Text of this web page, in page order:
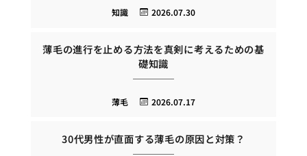
2026.07.30
知識
薄毛の進行を止める方法を真剣に考えるための基
礎知識
2026.07.17
薄毛
30代男性が直面する薄毛の原因と対策？